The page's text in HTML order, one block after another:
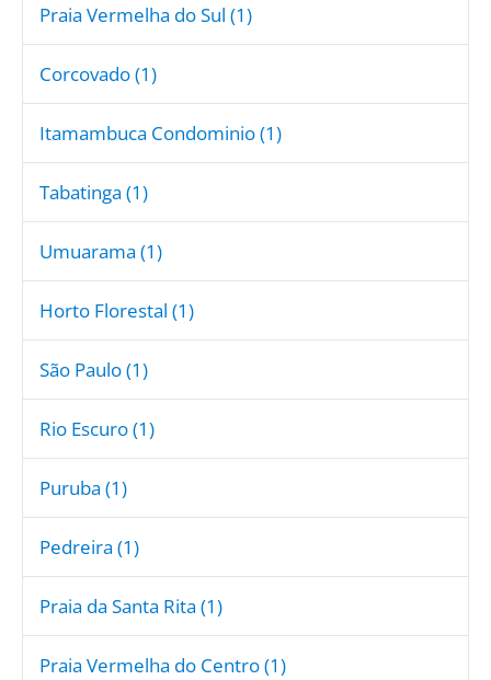
Praia Vermelha do Sul (1)
Corcovado (1)
Itamambuca Condominio (1)
Tabatinga (1)
Umuarama (1)
Horto Florestal (1)
São Paulo (1)
Rio Escuro (1)
Puruba (1)
Pedreira (1)
Praia da Santa Rita (1)
Praia Vermelha do Centro (1)